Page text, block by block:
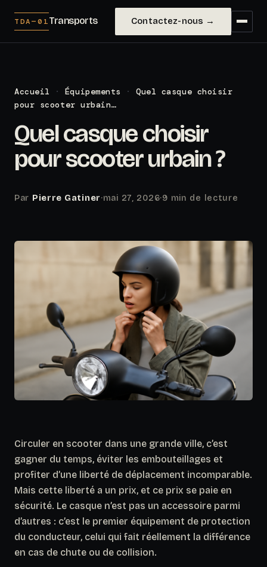
TDA—01Transports Contactez-nous →
Accueil · Équipements ·
Quel casque choisir
pour scooter urbain…
Quel casque choisir
pour scooter urbain ?
Par Pierre Gatiner·mai 27, 2026·9 min de lecture
Circuler en scooter dans une grande ville, c’est
gagner du temps, éviter les embouteillages et
profiter d’une liberté de déplacement incomparable.
Mais cette liberté a un prix, et ce prix se paie en
sécurité. Le casque n’est pas un accessoire parmi
d’autres : c’est le premier équipement de protection
du conducteur, celui qui fait réellement la différence
en cas de chute ou de collision.